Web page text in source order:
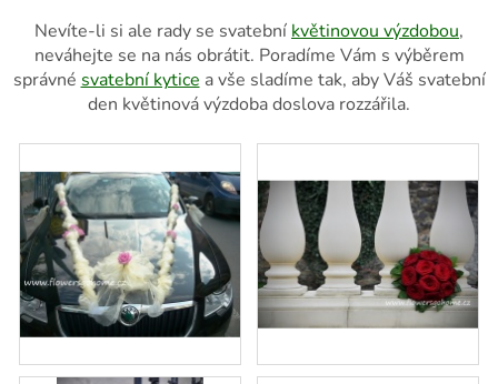
Nevíte-li si ale rady se svatebníkvětinovou výzdobou,
neváhejte se na nás obrátit. Poradíme Vám s výběrem
správnésvatební kyticea vše sladíme tak, aby Váš svatební
den květinová výzdoba doslova rozzářila.